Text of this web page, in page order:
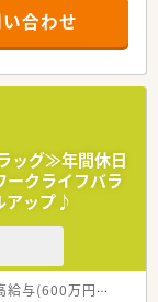
けでなく任意で受
員、将来経営幹部
ができるフィールド
の勤務）どちらか
ック併設店舗」「敷
店舗を運営してい
剤特化型店舗」を
設置しています
法人2023（大規模
やすい環境が整備
合わせ
ッグ≫年間休日
ークライフバラ
アップ♪
給与(600万円以上)